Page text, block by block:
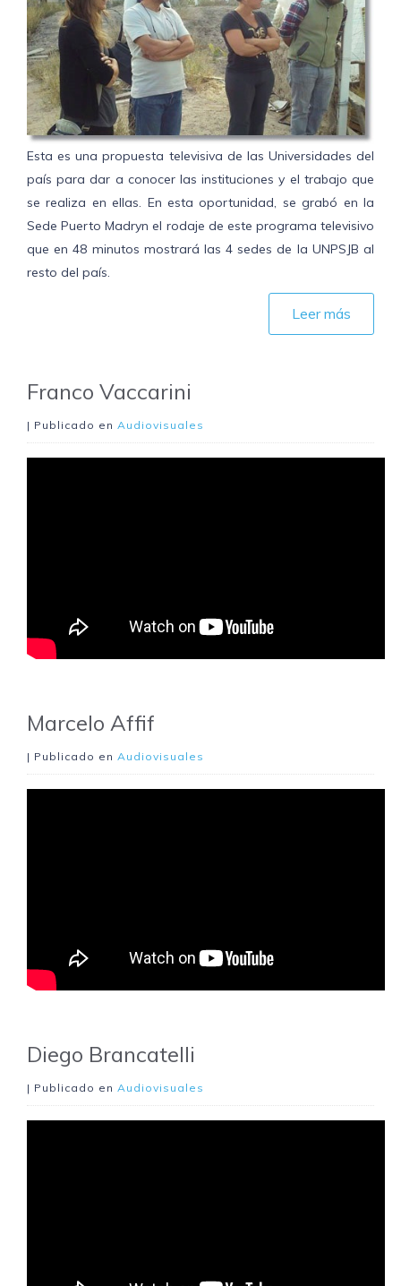
Esta es una propuesta televisiva de las Universidades del
país para dar a conocer las instituciones y el trabajo que
se realiza en ellas. En esta oportunidad, se grabó en la
Sede Puerto Madryn el rodaje de este programa televisivo
que en 48 minutos mostrará las 4 sedes de la UNPSJB al
resto del país.
Leer más
Franco Vaccarini
| Publicado en Audiovisuales
Marcelo Affif
| Publicado en Audiovisuales
Diego Brancatelli
| Publicado en Audiovisuales